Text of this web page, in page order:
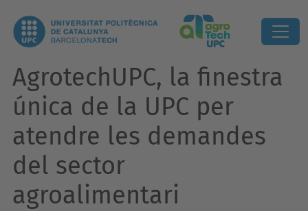
AgrotechUPC, la finestra
única de la UPC per
atendre les demandes
del sector
agroalimentari